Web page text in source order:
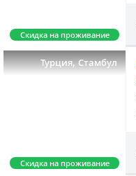
Скидка на проживание
Турция,Стамбул
Скидка на проживание